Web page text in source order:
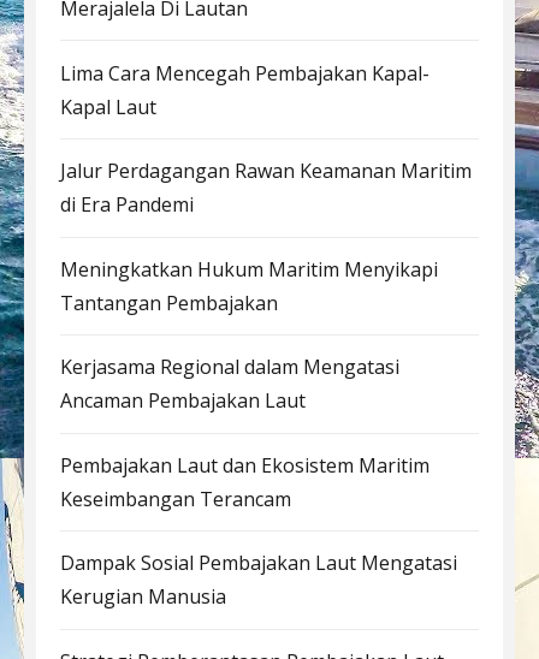
Merajalela Di Lautan
Lima Cara Mencegah Pembajakan Kapal-
Kapal Laut
Jalur Perdagangan Rawan Keamanan Maritim
di Era Pandemi
Meningkatkan Hukum Maritim Menyikapi
Tantangan Pembajakan
Kerjasama Regional dalam Mengatasi
Ancaman Pembajakan Laut
Pembajakan Laut dan Ekosistem Maritim
Keseimbangan Terancam
Dampak Sosial Pembajakan Laut Mengatasi
Kerugian Manusia